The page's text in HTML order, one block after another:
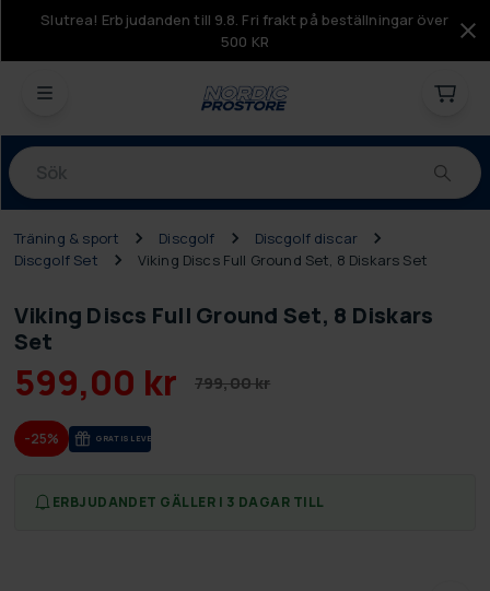
Slutrea! Erbjudanden till 9.8. Fri frakt på beställningar över
500 KR
Produkter
Träning & sport Discgolf
Discgolf discar
Discgolf Set
Viking Discs Full Ground Set, 8 Diskars Set
Viking Discs Full Ground Set, 8 Diskars
Set
599,00 kr 799,00 kr
-25% GRA­TIS LE­VE­RANS
ERBJUDANDET GÄLLER I 3 DAGAR TILL